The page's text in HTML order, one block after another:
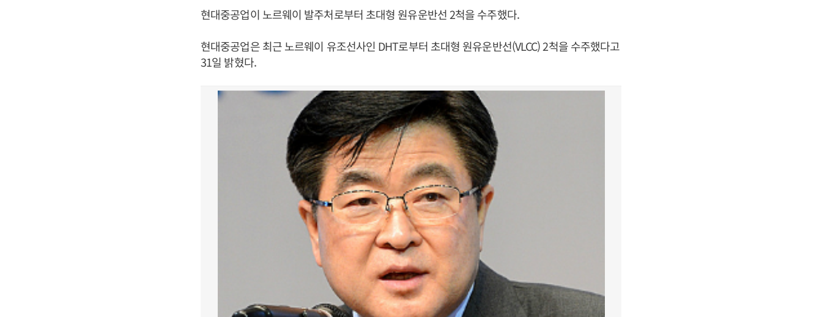
현대중공업이 노르웨이 발주처로부터 초대형 원유운반선 2척을 수주했다.
현대중공업은 최근 노르웨이 유조선사인 DHT로부터 초대형 원유운반선(VLCC) 2척을 수주했다고
31일 밝혔다.